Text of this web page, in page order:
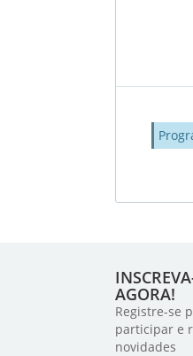
AGORA!
Registre-se
participar e
novidades